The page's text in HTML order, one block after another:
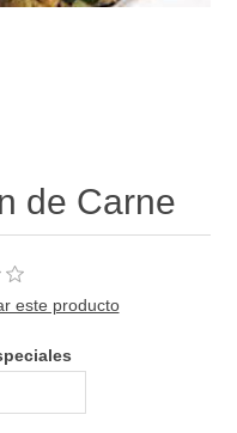
de Carne
este producto